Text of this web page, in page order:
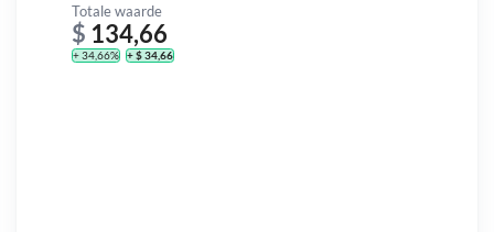
Totale waarde
$ 134,66
+ 34,66% + $ 34,66